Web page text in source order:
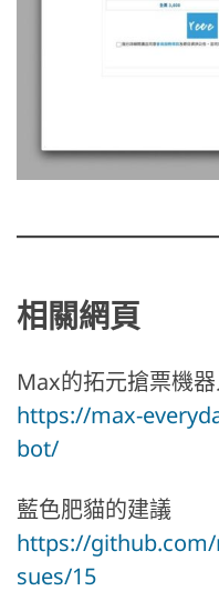
相關網頁
Max的拓元搶票機
https://max-
bot/
藍色肥貓的建議
https://
sues/15